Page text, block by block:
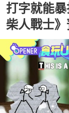
打字就能
柴人戰士